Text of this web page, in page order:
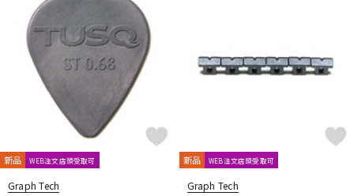
新品 WEB注文店頭受取可
Graph Tech
新品 WEB注文店頭受取可
Graph Tech